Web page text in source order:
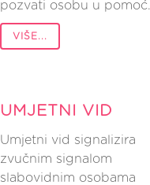
pozvati osobu u pomoć.
VIŠE...
UMJETNI VID
Umjetni vid signalizira
zvučnim signalom
slabovidnim osobama